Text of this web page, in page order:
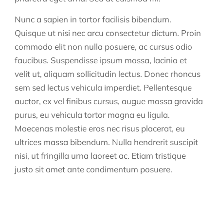
Nunc a sapien in tortor facilisis bibendum.
Quisque ut nisi nec arcu consectetur dictum. Proin
commodo elit non nulla posuere, ac cursus odio
faucibus. Suspendisse ipsum massa, lacinia et
velit ut, aliquam sollicitudin lectus. Donec rhoncus
sem sed lectus vehicula imperdiet. Pellentesque
auctor, ex vel finibus cursus, augue massa gravida
purus, eu vehicula tortor magna eu ligula.
Maecenas molestie eros nec risus placerat, eu
ultrices massa bibendum. Nulla hendrerit suscipit
nisi, ut fringilla urna laoreet ac. Etiam tristique
justo sit amet ante condimentum posuere.